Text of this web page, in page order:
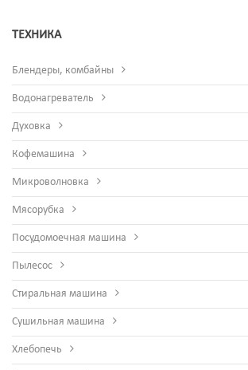
ТЕХНИКА
Блендеры, комбайны
Водонагреватель
Духовка
Кофемашина
Микроволновка
Мясорубка
Посудомоечная машина
Пылесос
Стиральная машина
Сушильная машина
Хлебопечь